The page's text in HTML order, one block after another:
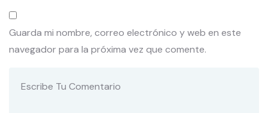
Guarda mi nombre, correo electrónico y web en este
navegador para la próxima vez que comente.